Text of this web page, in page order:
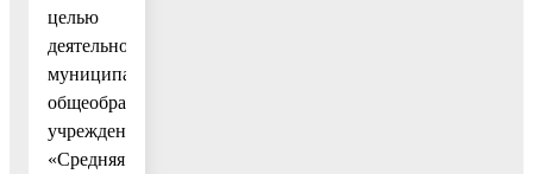
целью
деятельности
муниципального
общеобразовательного
учреждения
«Средняя